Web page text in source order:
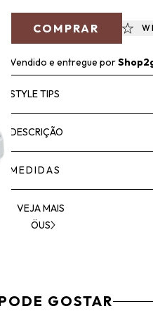
COMPRAR
Vendido e entregue por
STYLE TIPS
DESCRIÇÃO
MEDIDAS
VEJA MAIS
ÖUS
GOSTAR